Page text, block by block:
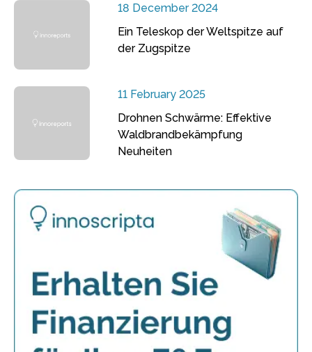
18 December 2024
Ein Teleskop der Weltspitze auf
der Zugspitze
11 February 2025
Drohnen Schwärme: Effektive
Waldbrandbekämpfung
Neuheiten